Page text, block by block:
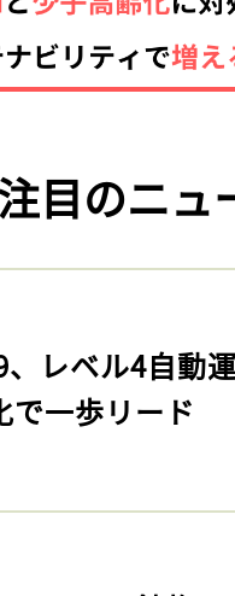
目のニュ
、レベル4自動
で一歩リード